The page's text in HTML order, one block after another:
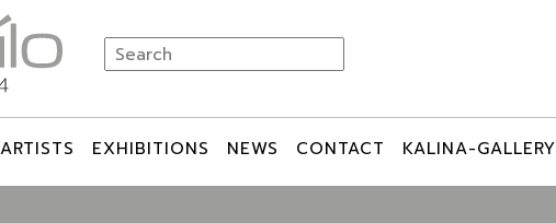
ARTISTS EXHIBITIONS NEWS CONTACT KALINA-GALLERY